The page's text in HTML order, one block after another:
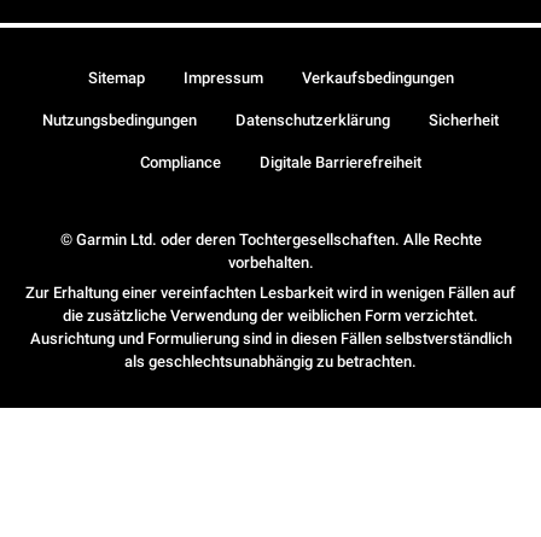
© Garmin Ltd. oder deren Tochtergesellschaften. Alle Rechte
vorbehalten.
Zur Erhaltung einer vereinfachten Lesbarkeit wird in wenigen Fällen auf
die zusätzliche Verwendung der weiblichen Form verzichtet.
Ausrichtung und Formulierung sind in diesen Fällen selbstverständlich
als geschlechtsunabhängig zu betrachten.
Sitemap Impressum Verkaufsbedingungen
Nutzungsbedingungen Datenschutzerklärung Sicherheit
Compliance Digitale Barrierefreiheit